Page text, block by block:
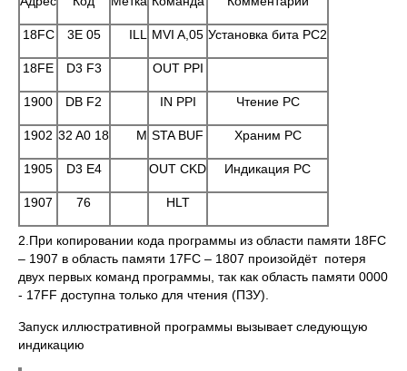
18FC 3E 05 ILL MVI A,05 Установка бита РС2
18FE D3 F3 OUT PPI
1900 DB F2 IN PPI Чтение РС
1902 32 A0 18 M STA BUF Храним РС
1905 D3 E4 OUT CKD Индикация РС
1907 76 HLT
2.При копировании кода программы из области памяти 18FC
– 1907 в область памяти 17FC – 1807 произойдёт потеря
двух первых команд программы, так как область памяти 0000
- 17FF доступна только для чтения (ПЗУ).
Запуск иллюстративной программы вызывает следующую
индикацию